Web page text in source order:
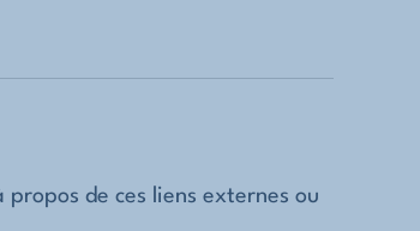
de ces liens externes ou